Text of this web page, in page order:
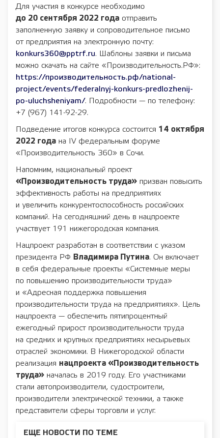
Для участия в конкурсе необходимо
до 20 сентября 2022 года отправить
заполненную заявку и сопроводительное письмо
от предприятия на электронную почту:
konkurs360@pptrf.ru. Шаблоны заявки и письма
можно скачать на сайте «Производительность.РФ»:
https://производительность.рф/national-
project/events/federalnyj-konkurs-predlozhenij-
po-uluchsheniyam/. Подробности — по телефону:
+7 (967) 141-92-29.
Подведение итогов конкурса состоится 14 октября
2022 года на IV федеральным форуме
«Производительность 360» в Сочи.
Напомним, национальный проект
«Производительность труда» призван повысить
эффективность работы на предприятиях
и увеличить конкурентоспособность российских
компаний. На сегодняшний день в нацпроекте
участвует 191 нижегородская компания.
Нацпроект разработан в соответствии с указом
президента РФ Владимира Путина. Он включает
в себя федеральные проекты «Системные меры
по повышению производительности труда»
и «Адресная поддержка повышения
производительности труда на предприятиях». Цель
нацпроекта — обеспечить пятипроцентный
ежегодный прирост производительности труда
на средних и крупных предприятиях несырьевых
отраслей экономики. В Нижегородской области
реализация нацпроекта «Производительность
труда» началась в 2019 году. Его участниками
стали автопроизводители, судостроители,
производители электрической техники, а также
представители сферы торговли и услуг.
ЕЩЕ НОВОСТИ ПО ТЕМЕ